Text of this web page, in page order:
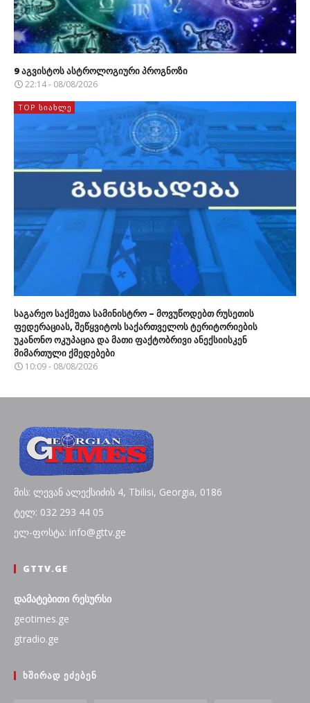
9 აგვისტოს ასტროლოგიური პროგნოზი
22:14 - 08/08/2026
TOP ᲡᲘᲐᲮᲚᲔ
საგარეო საქმეთა სამინისტრო – მოვუწოდებთ რუსეთის
ფედერაციას, შეწყვიტოს საქართველოს ტერიტორიების
უკანონო ოკუპაცია და მათი ფაქტობრივი ანექსიისკენ
მიმართული ქმედებები
10:09 - 08/08/2026
მის: ლევან ალექსიძის 4, Tbilisi, Georgia, 0186
ტელ: 032 293 44 05
ელ-ფოსტა: info@gttv.ge
GTTV.GE
დამატებითი რესურსი
geotimes.ge
gtradio.ge
ᲮᲨᲘᲠᲐᲓ ᲔᲫᲔᲑᲔᲜ